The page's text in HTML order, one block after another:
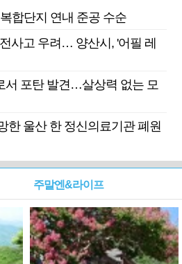
합단지 연내 준공 수순
사고 우려… 양산시, '어필 레
서 포탄 발견…살상력 없는 모
한 울산 한 정신의료기관 폐원
주말엔&라이프